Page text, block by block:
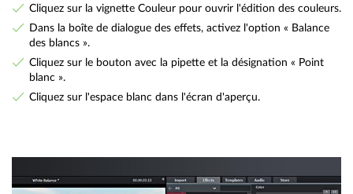
Cliquez sur la vignette Couleur pour ouvrir l'édition des couleurs.
Dans la boîte de dialogue des effets, activez l'option « Balance
des blancs ».
Cliquez sur le bouton avec la pipette et la désignation « Point
blanc ».
Cliquez sur l'espace blanc dans l'écran d'aperçu.